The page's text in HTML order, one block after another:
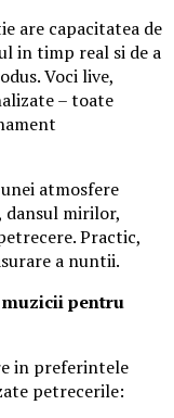
are capacitatea de
in timp real si de a
Voci live,
– toate
atmosfere
mirilor,
Practic,
a nuntii.
pentru
in preferintele
petrecerile: